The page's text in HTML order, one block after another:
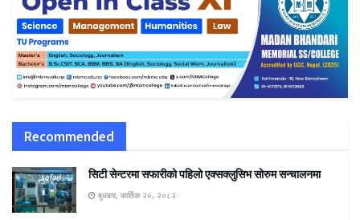
Recommended
सिटी सेन्टरमा सफारीको पहिलो एक्सक्लुसिभ सोरुम सन्चालनमा
बुधबार, कार्तिक २०, २०८२